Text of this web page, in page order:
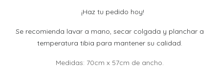
¡Haz tu pedido hoy!
Se recomienda lavar a mano, secar colgada y planchar a
temperatura tibia para mantener su calidad.
Medidas: 70cm x 57cm de ancho.